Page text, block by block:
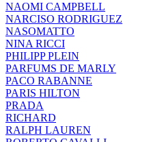
NAOMI CAMPBELL
NARCISO RODRIGUEZ
NASOMATTO
NINA RICCI
PHILIPP PLEIN
PARFUMS DE MARLY
PACO RABANNE
PARIS HILTON
PRADA
RICHARD
RALPH LAUREN